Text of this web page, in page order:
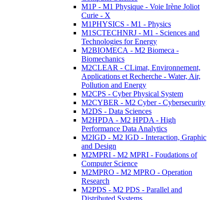
M1P - M1 Physique - Voie Irène Joliot
Curie - X
M1PHYSICS - M1 - Physics
M1SCTECHNRJ - M1 - Sciences and
Technologies for Energy
M2BIOMECA - M2 Biomeca -
Biomechanics
M2CLEAR - CLimat, Environnement,
Applications et Recherche - Water, Air,
Pollution and Energy
M2CPS - Cyber Physical System
M2CYBER - M2 Cyber - Cybersecurity
M2DS - Data Sciences
M2HPDA - M2 HPDA - High
Performance Data Analytics
M2IGD - M2 IGD - Interaction, Graphic
and Design
M2MPRI - M2 MPRI - Foudations of
Computer Science
M2MPRO - M2 MPRO - Operation
Research
M2PDS - M2 PDS - Parallel and
Distributed Systems